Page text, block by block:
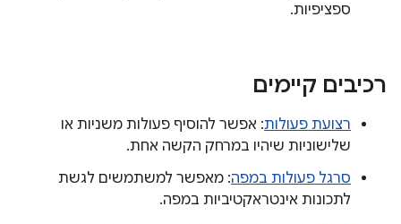
ספציפיות.
רכיבים קיימים
רצועת פעולות: אפשר להוסיף פעולות משניות או
שלישוניות שיהיו במרחק הקשה אחת.
סרגל פעולות במפה: מאפשר למשתמשים לגשת
לתכונות אינטראקטיביות במפה.